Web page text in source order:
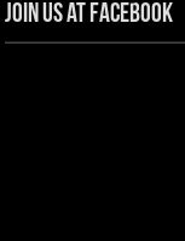
Join us at Facebook